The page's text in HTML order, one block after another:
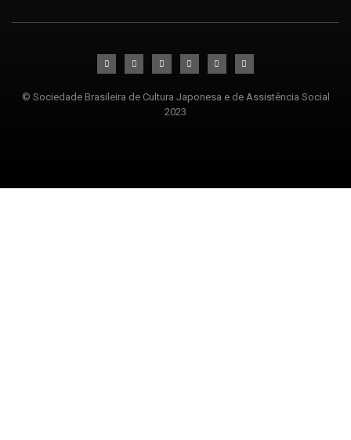
© Sociedade Brasileira de Cultura Japonesa e de Assistência Social
2023